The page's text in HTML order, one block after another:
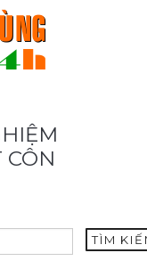
CÔN
TÌM